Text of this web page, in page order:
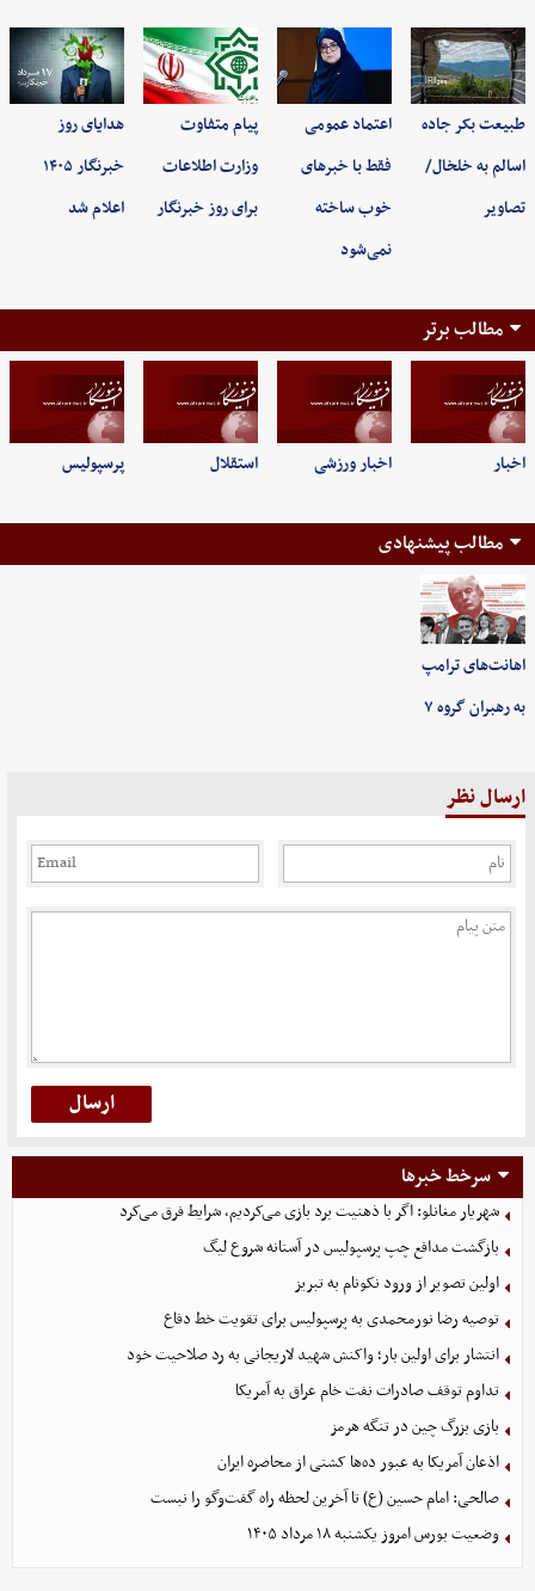
طبیعت بکر جاده
اسالم به خلخال/
تصاویر
اعتماد عمومی
فقط با خبرهای
خوب ساخته
نمی‌شود
پیام متفاوت
وزارت اطلاعات
برای روز خبرنگار
هدایای روز
خبرنگار ۱۴۰۵
اعلام شد
مطالب برتر
اخبار اخبار ورزشی استقلال پرسپولیس
مطالب پیشنهادی
اهانت‌های ترامپ
به رهبران گروه ۷
ارسال نظر
سرخط خبرها
شهریار مغانلو: اگر با ذهنیت برد بازی می‌کردیم، شرایط فرق می‌کرد
بازگشت مدافع چپ پرسپولیس در آستانه شروع لیگ
اولین تصویر از ورود نکونام به تبریز
توصیه رضا نورمحمدی به پرسپولیس برای تقویت خط دفاع
انتشار برای اولین بار؛ واکنش شهید لاریجانی به رد صلاحیت خود
تداوم توقف صادرات نفت خام عراق به آمریکا
بازی بزرگ چین در تنگه هرمز
اذعان آمریکا به عبور ده‌ها کشتی از محاصره ایران
صالحی: امام حسین (ع) تا آخرین لحظه راه گفت‌وگو را نبست
وضعیت بورس امروز یکشنبه ۱۸ مرداد ۱۴۰۵